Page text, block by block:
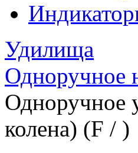
Удилища
Одноручное
Одноручное
колена) (F / )